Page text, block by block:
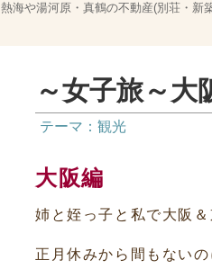
熱海や湯河原・真鶴の不動産(別荘・新
～女子旅～
テーマ：観光
大阪編
姉と姪っ子と私で大阪
正月休みから間もない